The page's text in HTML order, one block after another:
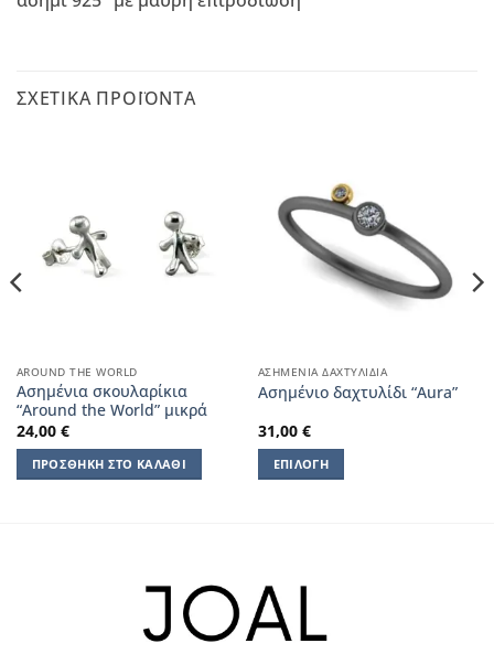
ΣΧΕΤΙΚΆ ΠΡΟΪΌΝΤΑ
AROUND THE WORLD
Ασημένια σκουλαρίκια
“Around the World” μικρά
24,00 €
ΠΡΟΣΘΉΚΗ ΣΤΟ ΚΑΛΆΘΙ
ΑΣΗΜΈΝΙΑ ΔΑΧΤΥΛΊΔΙΑ
Ασημένιο δαχτυλίδι “Aura”
31,00 €
ΕΠΙΛΟΓΉ
πολλαπλές
παραλλαγές.
Οι